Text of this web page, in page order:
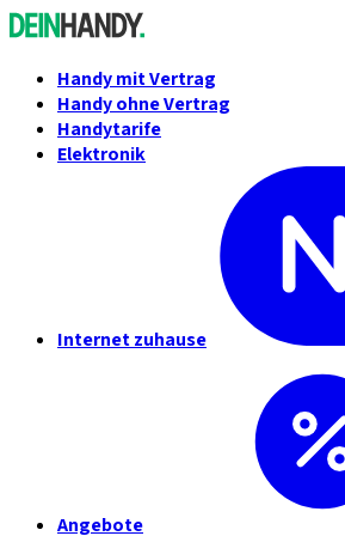
Handy mit Vertrag
Handy ohne Vertrag
Handytarife
Elektronik
Internet zuhause
Angebote